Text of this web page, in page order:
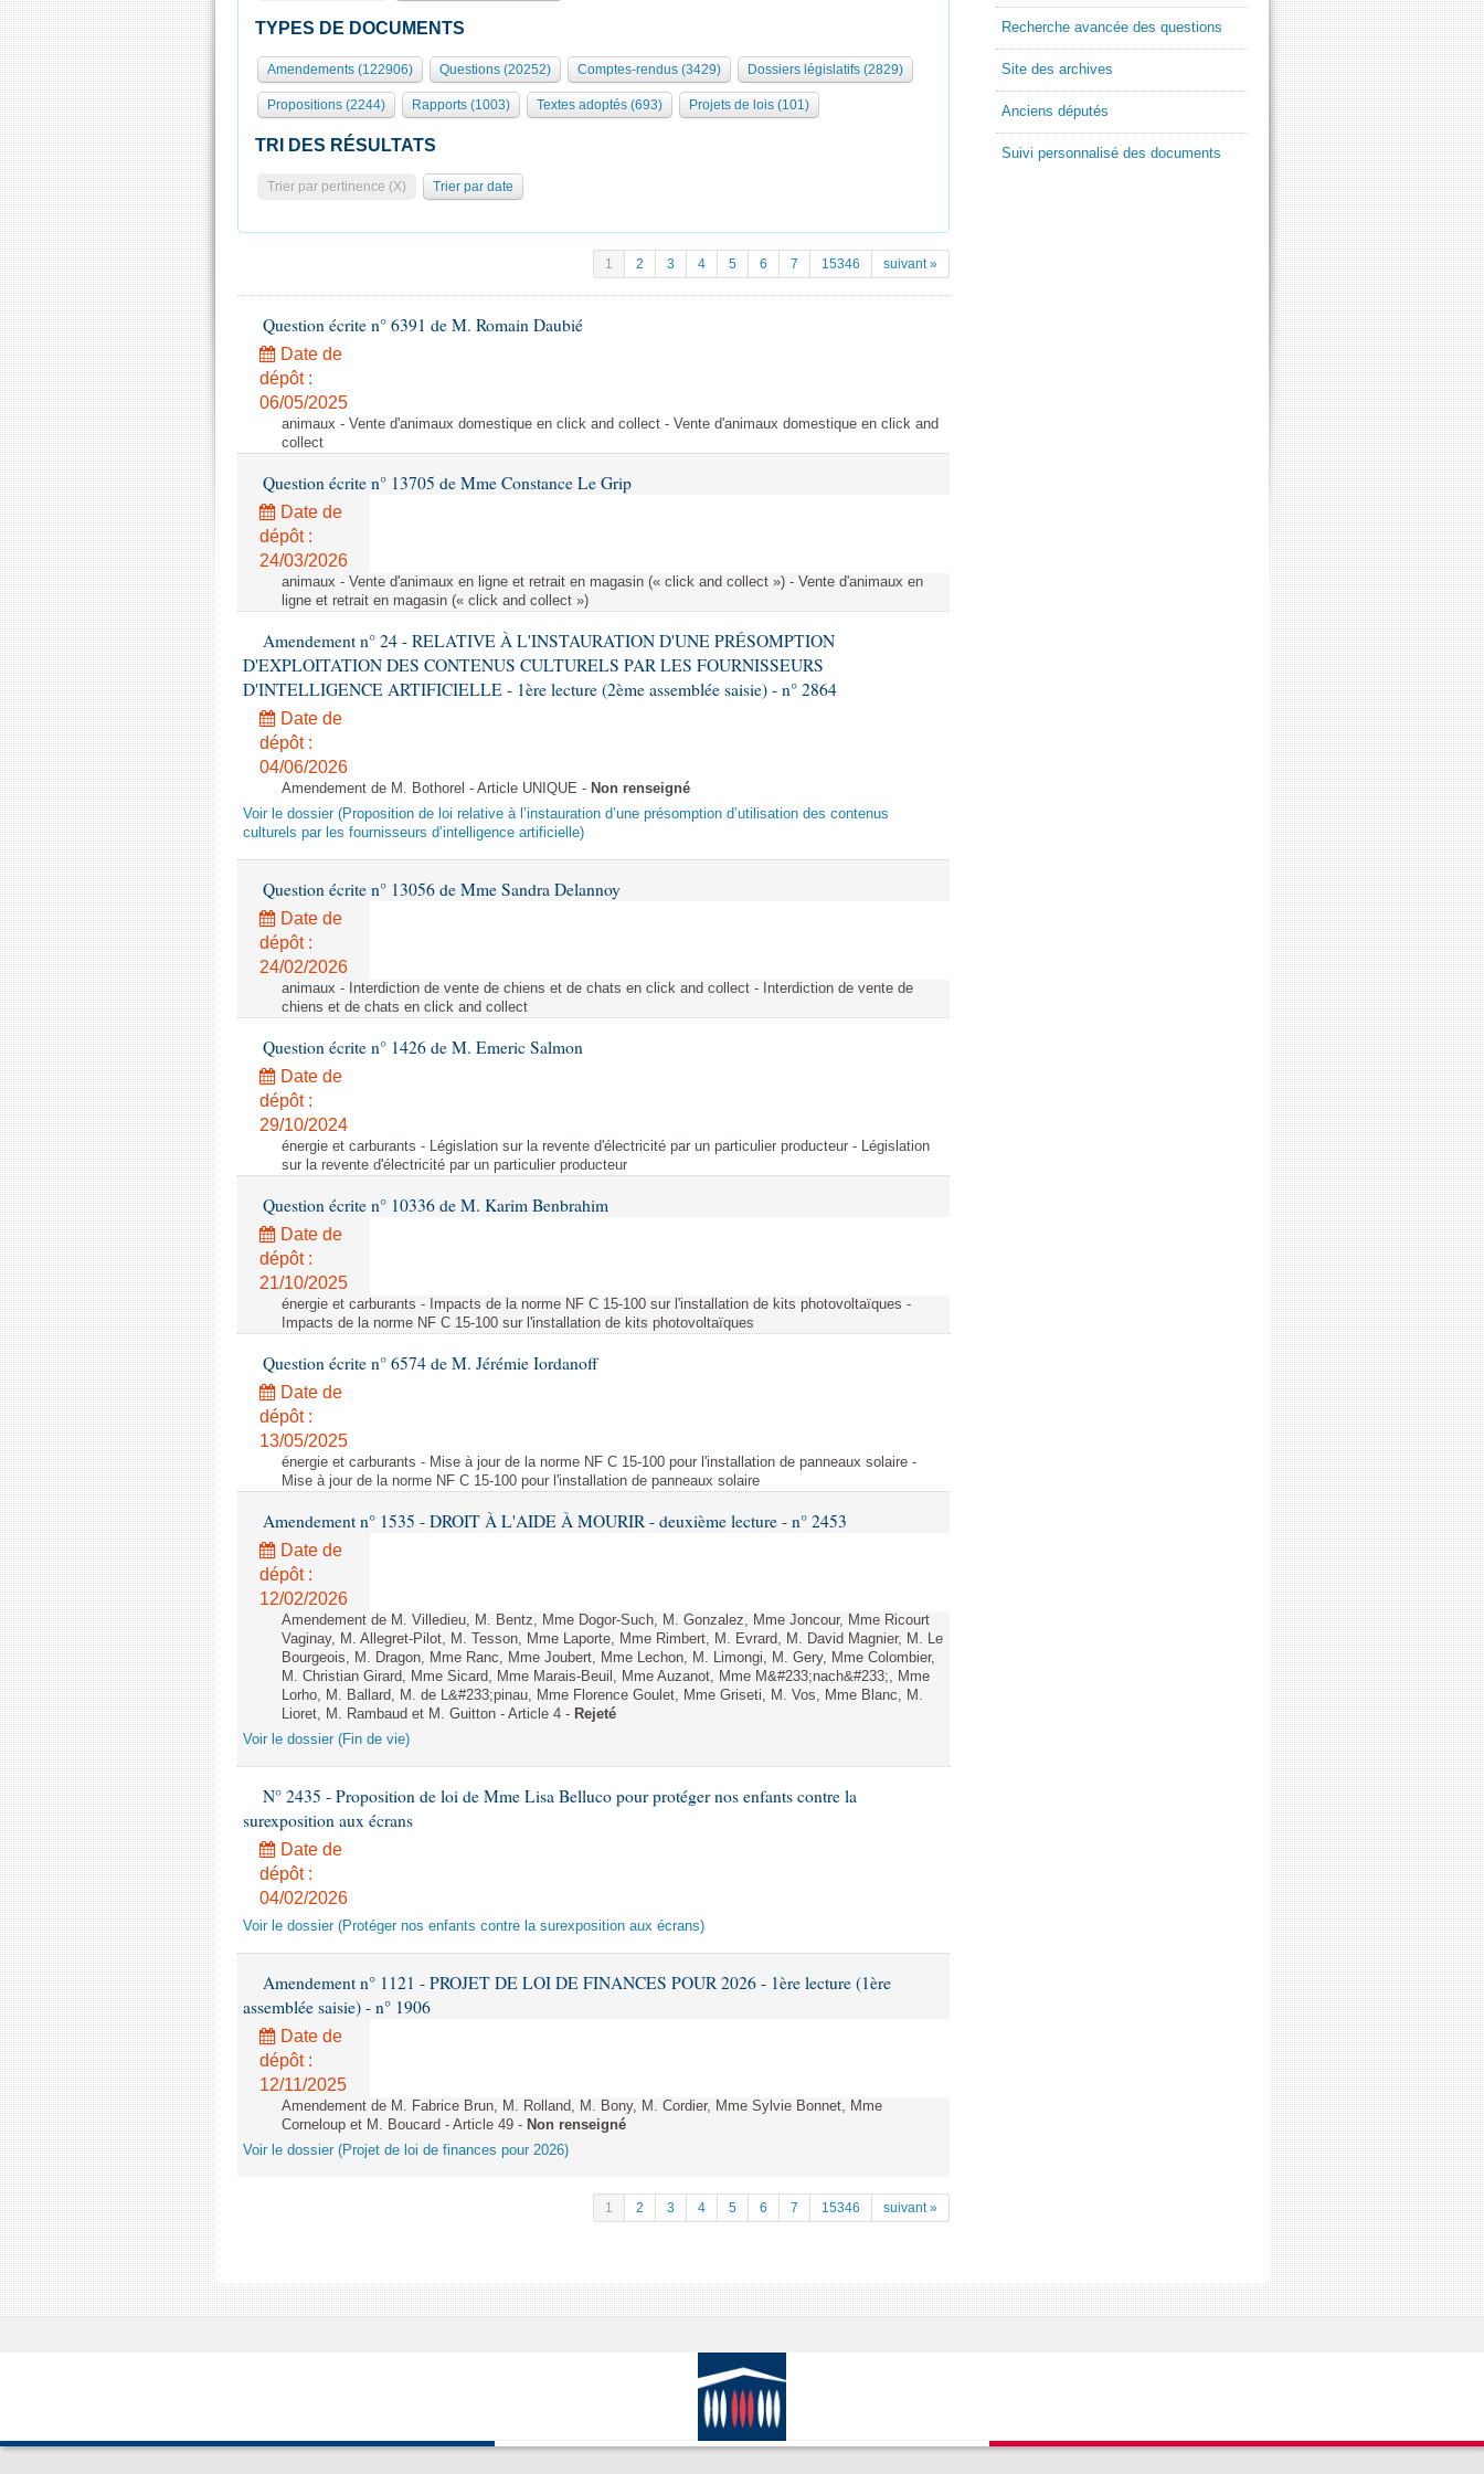
TYPES DE DOCUMENTS
Amendements (122906) Questions (20252) Comptes-rendus (3429) Dossiers législatifs (2829)
Propositions (2244) Rapports (1003) Textes adoptés (693) Projets de lois (101)
TRI DES RÉSULTATS
Trier par pertinence (X) Trier par date
1 2 3 4 5 6 7 15346 suivant »
Question écrite n° 6391 de M. Romain Daubié
Date de
dépôt :
06/05/2025
animaux - Vente d'animaux domestique en click and collect - Vente d'animaux domestique en click and
collect
Question écrite n° 13705 de Mme Constance Le Grip
Date de
dépôt :
24/03/2026
animaux - Vente d'animaux en ligne et retrait en magasin (« click and collect ») - Vente d'animaux en
ligne et retrait en magasin (« click and collect »)
Amendement n° 24 - RELATIVE À L'INSTAURATION D'UNE PRÉSOMPTION
D'EXPLOITATION DES CONTENUS CULTURELS PAR LES FOURNISSEURS
D'INTELLIGENCE ARTIFICIELLE - 1ère lecture (2ème assemblée saisie) - n° 2864
Date de
dépôt :
04/06/2026
Amendement de M. Bothorel - Article UNIQUE - Non renseigné
Voir le dossier (Proposition de loi relative à l’instauration d’une présomption d’utilisation des contenus
culturels par les fournisseurs d’intelligence artificielle)
Question écrite n° 13056 de Mme Sandra Delannoy
Date de
dépôt :
24/02/2026
animaux - Interdiction de vente de chiens et de chats en click and collect - Interdiction de vente de
chiens et de chats en click and collect
Question écrite n° 1426 de M. Emeric Salmon
Date de
dépôt :
29/10/2024
énergie et carburants - Législation sur la revente d'électricité par un particulier producteur - Législation
sur la revente d'électricité par un particulier producteur
Question écrite n° 10336 de M. Karim Benbrahim
Date de
dépôt :
21/10/2025
énergie et carburants - Impacts de la norme NF C 15-100 sur l'installation de kits photovoltaïques -
Impacts de la norme NF C 15-100 sur l'installation de kits photovoltaïques
Question écrite n° 6574 de M. Jérémie Iordanoff
Date de
dépôt :
13/05/2025
énergie et carburants - Mise à jour de la norme NF C 15-100 pour l'installation de panneaux solaire -
Mise à jour de la norme NF C 15-100 pour l'installation de panneaux solaire
Amendement n° 1535 - DROIT À L'AIDE À MOURIR - deuxième lecture - n° 2453
Date de
dépôt :
12/02/2026
Amendement de M. Villedieu, M. Bentz, Mme Dogor-Such, M. Gonzalez, Mme Joncour, Mme Ricourt
Vaginay, M. Allegret-Pilot, M. Tesson, Mme Laporte, Mme Rimbert, M. Evrard, M. David Magnier, M. Le
Bourgeois, M. Dragon, Mme Ranc, Mme Joubert, Mme Lechon, M. Limongi, M. Gery, Mme Colombier,
M. Christian Girard, Mme Sicard, Mme Marais-Beuil, Mme Auzanot, Mme M&#233;nach&#233;, Mme
Lorho, M. Ballard, M. de L&#233;pinau, Mme Florence Goulet, Mme Griseti, M. Vos, Mme Blanc, M.
Lioret, M. Rambaud et M. Guitton - Article 4 - Rejeté
Voir le dossier (Fin de vie)
N° 2435 - Proposition de loi de Mme Lisa Belluco pour protéger nos enfants contre la
surexposition aux écrans
Date de
dépôt :
04/02/2026
Voir le dossier (Protéger nos enfants contre la surexposition aux écrans)
Amendement n° 1121 - PROJET DE LOI DE FINANCES POUR 2026 - 1ère lecture (1ère
assemblée saisie) - n° 1906
Date de
dépôt :
12/11/2025
Amendement de M. Fabrice Brun, M. Rolland, M. Bony, M. Cordier, Mme Sylvie Bonnet, Mme
Corneloup et M. Boucard - Article 49 - Non renseigné
Voir le dossier (Projet de loi de finances pour 2026)
1 2 3 4 5 6 7 15346 suivant »
Recherche avancée des questions
Site des archives
Anciens députés
Suivi personnalisé des documents